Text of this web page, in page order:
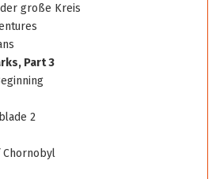
große Kreis
Part 3
2
Chornobyl